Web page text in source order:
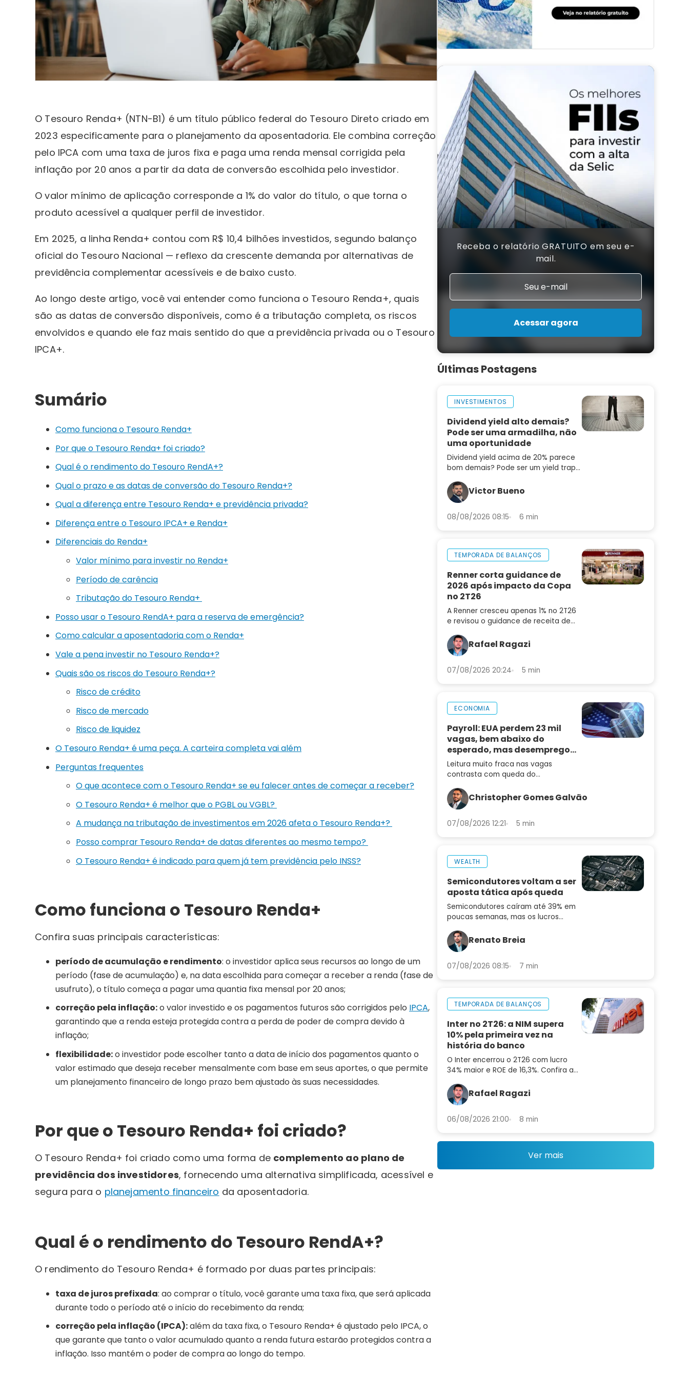
O Tesouro Renda+ (NTN-B1) é um título público federal do Tesouro Direto criado em
2023 especificamente para o planejamento da aposentadoria. Ele combina correção
pelo IPCA com uma taxa de juros fixa e paga uma renda mensal corrigida pela
inflação por 20 anos a partir da data de conversão escolhida pelo investidor.
O valor mínimo de aplicação corresponde a 1% do valor do título, o que torna o
produto acessível a qualquer perfil de investidor.
Em 2025, a linha Renda+ contou com R$ 10,4 bilhões investidos, segundo balanço
oficial do Tesouro Nacional — reflexo da crescente demanda por alternativas de
previdência complementar acessíveis e de baixo custo.
Ao longo deste artigo, você vai entender como funciona o Tesouro Renda+, quais
são as datas de conversão disponíveis, como é a tributação completa, os riscos
envolvidos e quando ele faz mais sentido do que a previdência privada ou o Tesouro
IPCA+.
Sumário
Como funciona o Tesouro Renda+
Por que o Tesouro Renda+ foi criado?
Qual é o rendimento do Tesouro RendA+?
Qual o prazo e as datas de conversão do Tesouro Renda+?
Qual a diferença entre Tesouro Renda+ e previdência privada?
Diferença entre o Tesouro IPCA+ e Renda+
Diferenciais do Renda+
Valor mínimo para investir no Renda+
Período de carência
Tributação do Tesouro Renda+
Posso usar o Tesouro RendA+ para a reserva de emergência?
Como calcular a aposentadoria com o Renda+
Vale a pena investir no Tesouro Renda+?
Quais são os riscos do Tesouro Renda+?
Risco de crédito
Risco de mercado
Risco de liquidez
O Tesouro Renda+ é uma peça. A carteira completa vai além
Perguntas frequentes
O que acontece com o Tesouro Renda+ se eu falecer antes de começar a receber?
O Tesouro Renda+ é melhor que o PGBL ou VGBL?
A mudança na tributação de investimentos em 2026 afeta o Tesouro Renda+?
Posso comprar Tesouro Renda+ de datas diferentes ao mesmo tempo?
O Tesouro Renda+ é indicado para quem já tem previdência pelo INSS?
Como funciona o Tesouro Renda+
Confira suas principais características:
período de acumulação e rendimento: o investidor aplica seus recursos ao longo de um
período (fase de acumulação) e, na data escolhida para começar a receber a renda (fase de
usufruto), o título começa a pagar uma quantia fixa mensal por 20 anos;
correção pela inflação:o valor investido e os pagamentos futuros são corrigidos pelo IPCA,
garantindo que a renda esteja protegida contra a perda de poder de compra devido à
inflação;
flexibilidade:o investidor pode escolher tanto a data de início dos pagamentos quanto o
valor estimado que deseja receber mensalmente com base em seus aportes, o que permite
um planejamento financeiro de longo prazo bem ajustado às suas necessidades.
Por que o Tesouro Renda+ foi criado?
O Tesouro Renda+ foi criado como uma forma de complemento ao plano de
previdência dos investidores, fornecendo uma alternativa simplificada, acessível e
segura para o planejamento financeiro da aposentadoria.
Qual é o rendimento do Tesouro RendA+?
O rendimento do Tesouro Renda+ é formado por duas partes principais:
taxa de juros prefixada: ao comprar o título, você garante uma taxa fixa, que será aplicada
durante todo o período até o início do recebimento da renda;
correção pela inflação (IPCA):além da taxa fixa, o Tesouro Renda+ é ajustado pelo IPCA, o
que garante que tanto o valor acumulado quanto a renda futura estarão protegidos contra a
inflação. Isso mantém o poder de compra ao longo do tempo.
Receba o relatório GRATUITO em seu e-
mail.
Acessar agora
Últimas Postagens
INVESTIMENTOS
Dividend yield alto demais?
Pode ser uma armadilha, não
uma oportunidade
Dividend yield acima de 20% parece
bom demais? Pode ser um yield trap.
separam pagadoras sustentáveis de
armadilhas
Victor Bueno
08/08/2026 08:15 6 min
TEMPORADA DE BALANÇOS
Renner corta guidance de
2026 após impacto da Copa
no 2T26
A Renner cresceu apenas 1% no 2T26
e revisou o guidance de receita de
do balanço e as perspectivas para
LREN3
Rafael Ragazi
07/08/2026 20:24 5 min
ECONOMIA
Payroll: EUA perdem 23 mil
vagas, bem abaixo do
esperado, mas desemprego
cai
Leitura muito fraca nas vagas
contrasta com queda do
no radarChristopher Gomes Galvão
07/08/2026 12:21 5 min
WEALTH
Semicondutores voltam a ser
aposta tática após queda
Semicondutores caíram até 39% em
poucas semanas, mas os lucros
setor pode ser uma oportunidade
agora
Renato Breia
07/08/2026 08:15 7 min
TEMPORADA DE BALANÇOS
Inter no 2T26: a NIM supera
10% pela primeira vez na
história do banco
O Inter encerrou o 2T26 com lucro
34% maior e ROE de 16,3%. Confira a
para INBR32Rafael Ragazi
06/08/2026 21:00 8 min
Ver mais